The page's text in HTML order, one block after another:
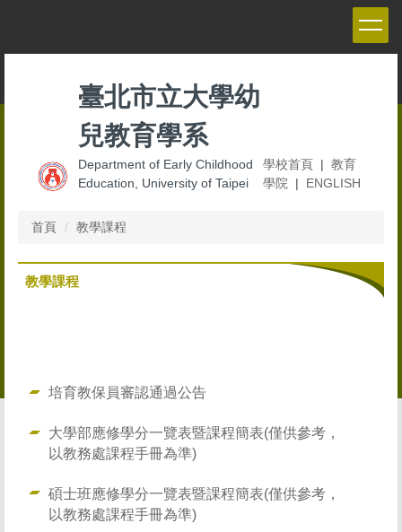
臺北市立大學幼
兒教育學系
Department of Early Childhood
Education, University of Taipei
學校首頁 | 教育
學院
| ENGLISH
首頁 教學課程
教學課程
培育教保員審認通過公告
大學部應修學分一覽表暨課程簡表(僅供參考，
以教務處課程手冊為準)
碩士班應修學分一覽表暨課程簡表(僅供參考，
以教務處課程手冊為準)